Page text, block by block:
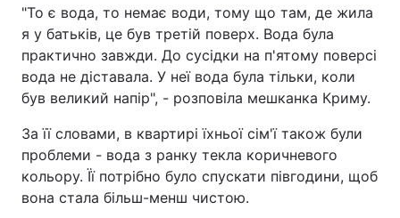
"То є вода, то немає води, тому що там, де жила
я у батьків, це був третій поверх. Вода була
практично завжди. До сусідки на п'ятому поверсі
вода не діставала. У неї вода була тільки, коли
був великий напір", - розповіла мешканка Криму.
За її словами, в квартирі їхньої сім'ї також були
проблеми - вода з ранку текла коричневого
кольору. Її потрібно було спускати півгодини, щоб
вона стала більш-менш чистою.